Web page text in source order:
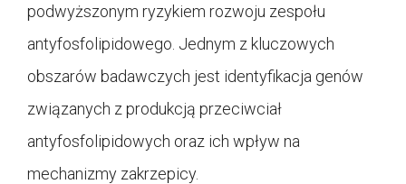
podwyższonym ryzykiem rozwoju zespołu
antyfosfolipidowego. Jednym z kluczowych
obszarów badawczych jest identyfikacja genów
związanych z produkcją przeciwciał
antyfosfolipidowych oraz ich wpływ na
mechanizmy zakrzepicy.